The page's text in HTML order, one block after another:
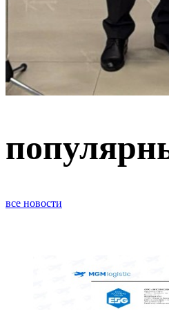
все новости